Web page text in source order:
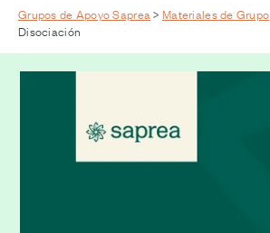
Grupos de Apoyo Saprea> Materiales de Grupo
Disociación